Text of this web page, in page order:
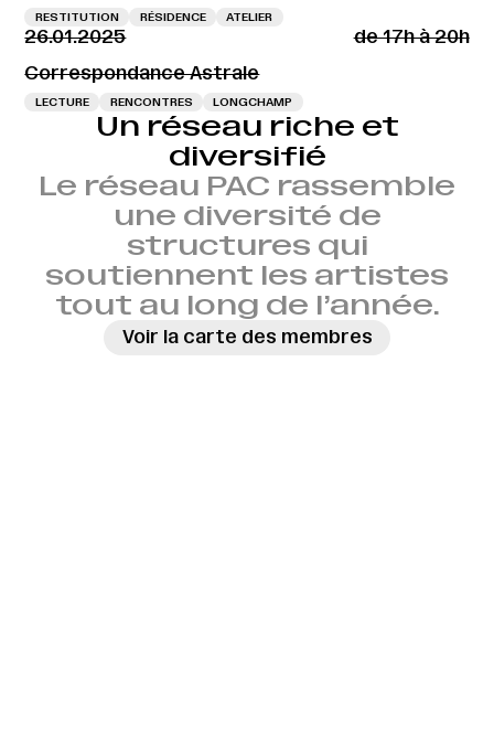
RESTITUTION RÉSIDENCE ATELIER
26.01.2025
de 17h à 20h
Correspondance Astrale
LECTURE RENCONTRES LONGCHAMP
Un réseau riche et
diversifié
Le réseau PAC rassemble
une diversité de
structures qui
soutiennent les artistes
tout au long de l’année.
Voir la carte des membres